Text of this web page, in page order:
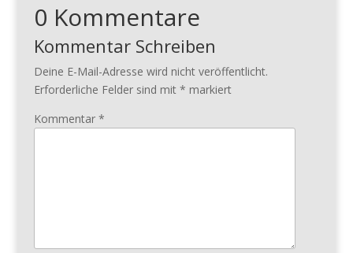
0 Kommentare
Kommentar Schreiben
Deine E-Mail-Adresse wird nicht veröffentlicht.
Erforderliche Felder sind mit * markiert
Kommentar *